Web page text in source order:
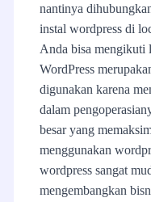
nantinya
instal wordpress di
Anda bisa mengikuti
WordPress
digunakan karena
dalam
besar yang
menggunakan
wordpress sangat
mengembangkan